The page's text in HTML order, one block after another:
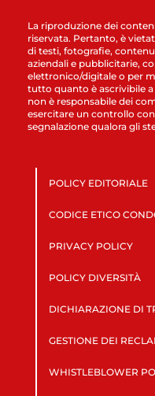
La riproduzione dei
riservata. Pertanto, è
di testi, fotografie,
aziendali e pubblicitarie,
elettronico/digitale o per
tutto quanto è ascrivibile
non è responsabile dei
esercitare un controllo
segnalazione qualora gli
POLICY EDITORIALE
CODICE ETICO
PRIVACY POLICY
POLICY DIVERSITÀ
DICHIARAZIONE DI
GESTIONE DEI
WHISTLEBLOWER